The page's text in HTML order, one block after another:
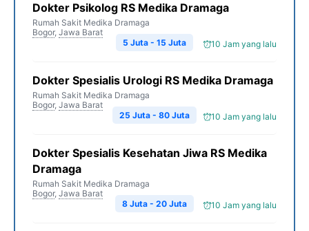
Dokter Psikolog RS Medika Dramaga
Rumah Sakit Medika Dramaga
Bogor, Jawa Barat
10 Jam yang lalu
5 Juta - 15 Juta
Dokter Spesialis Urologi RS Medika Dramaga
Rumah Sakit Medika Dramaga
Bogor, Jawa Barat
10 Jam yang lalu
25 Juta - 80 Juta
Dokter Spesialis Kesehatan Jiwa RS Medika
Dramaga
Rumah Sakit Medika Dramaga
Bogor, Jawa Barat
10 Jam yang lalu
8 Juta - 20 Juta